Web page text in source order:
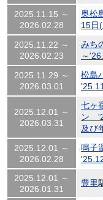
2025.11.15 ～
2026.02.28
奥松
15日
2025.11.22 ～
2026.02.23
みち
～
2025.11.29 ～
2026.03.01
松島
2025.12.01 ～
2026.03.31
七ヶ
ン
及び
2025.12.01 ～
2026.02.28
鳴子
2025.12.01 ～
2026.01.31
豊里